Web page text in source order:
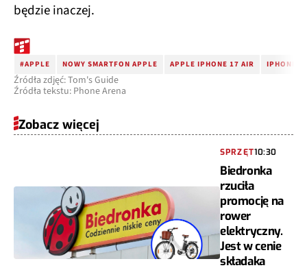
będzie inaczej.
#APPLE NOWY SMARTFON APPLE APPLE IPHONE 17 AIR IPHONE
Źródła zdjęć: Tom's Guide
Źródła tekstu: Phone Arena
Zobacz więcej
SPRZĘT10:30
Biedronka
rzuciła
promocję na
rower
elektryczny.
Jest w cenie
składaka